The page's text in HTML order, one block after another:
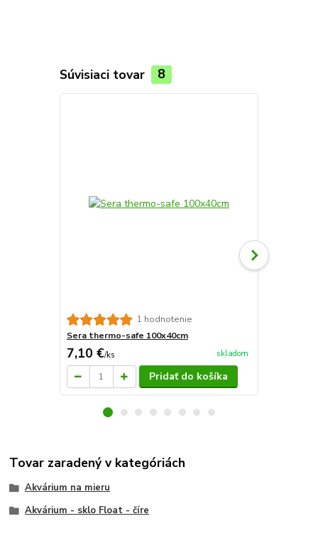
Súvisiaci tovar 8
1 hodnotenie
Sera thermo-safe 100x40cm
7,10 €/ks skladom
Pridať do košíka
Tovar zaradený v kategóriách
Akvárium na mieru
Akvárium - sklo Float - číre